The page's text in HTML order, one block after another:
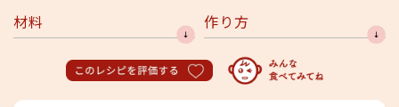
材料 作り方